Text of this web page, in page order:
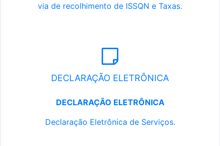
via de recolhimento de ISSQN e Taxas.
DECLARAÇÃO ELETRÔNICA
DECLARAÇÃO ELETRÔNICA
Declaração Eletrônica de Serviços.